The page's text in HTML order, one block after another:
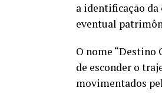
a identificação
eventual
O nome “Destino
de esconder o
movimentados